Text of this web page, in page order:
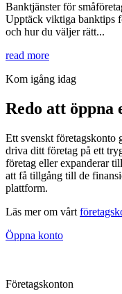
Banktjänster för
Upptäck viktiga banktips
och hur du väljer rätt...
read more
Kom igång idag
Redo att öppna
Ett svenskt företagskonto
driva ditt företag på ett
företag eller expanderar
att få tillgång till de
plattform.
Läs mer om vårt
Öppna konto
Företagskonton